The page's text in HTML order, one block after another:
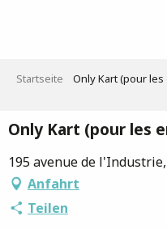
Startseite Only Kart (pour
Only Kart (pour les
195 avenue de
Anfahrt
Teilen